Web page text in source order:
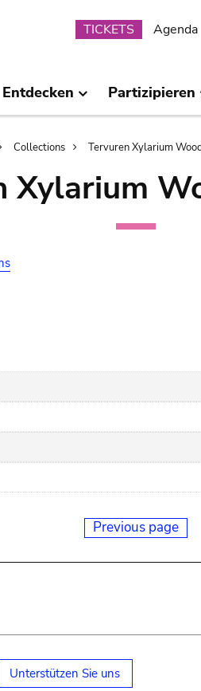
Submenu
TICKETS Agenda
Entdecken Partizipieren
Collections Tervuren Xylarium
Xylarium
Previous page
Unterstützen Sie uns